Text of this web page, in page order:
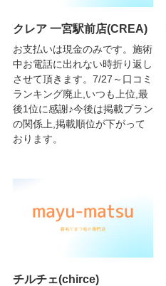
クレア 一宮駅前店(CREA)
お支払いは現金のみです。施術
中お電話に出れない時折り返し
させて頂きます。7/27～口コミ
ランキング廃止,いつも上位,最
後1位に感謝♪今後は掲載プラン
の関係上,掲載順位が下がって
おります。
チルチェ(chirce)